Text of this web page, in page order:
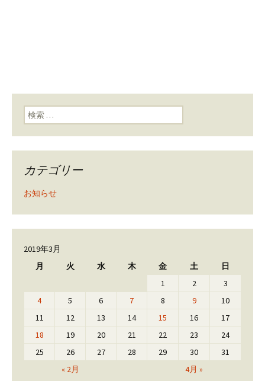
検索:
カテゴリー
お知らせ
2019年3月
月
火 水 木 金 土 日
« 2月 4月 »
1 2
3
4
5 6 7 8 9
10
11
12 13 14 15 16
17
18
19 20 21 22 23
24
25
26 27 28 29 30 31